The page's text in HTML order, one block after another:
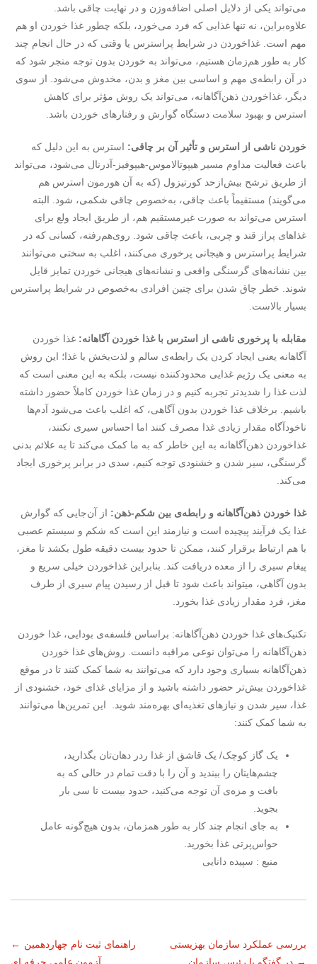
می‌تواند یکی از دلایل اصلی اضافه‌وزن و در نهایت چاقی باشد.
علاوه‌براین، نه تنها غذایی که فرد می‌خورد، بلکه چطور غذا خوردن او هم
مهم است. غذاخوردن در شرایط پراسترس یا وقتی که در حال انجام چند
کار به طور هم‌زمان هستیم، می‌تواند به خوردن بدون توجه منجر شود که
در آن رابطه‌ی مهم و اساسی بین مغز و بدن، مخدوش می‌شود. از سوی
دیگر، غذاخوردن ذهن‌آگاهانه، می‌تواند یک روش مؤثر برای کاهش
استرس و بهبود سلامت دستگاه گوارش و رفتارهای خوردن باشد.
خوردن ناشی از استرس و تأثیر آن بر چاقی: استرس به این دلیل که
باعث فعالیت مداوم مسیر هیپوتالاموس-هیپوفیز-آدرنال می‌شود، می‌تواند
از طریق ترشح بیش‌ازحد کورتیزول (که به آن هورمون استرس هم
می‌گویند) مستقیماً باعث چاقی، به‌خصوص چاقی شکمی، شود. البته
استرس می‌تواند به صورت غیرمستقیم هم، از طریق ایجاد ولع برای
غذاهای پراز قند و چربی، باعث چاقی شود. روی‌هم‌رفته، کسانی که در
شرایط پراسترس و هیجانی پرخوری می‌کنند، اغلب به سختی می‌توانند
بین نشانه‌های گرسنگی واقعی و نشانه‌های هیجانی خوردن تمایز قایل
شوند. خطر چاق شدن برای چنین افرادی به‌خصوص در شرایط پراسترس
بسیار بالاست.
مقابله با پرخوری ناشی از استرس با غذا خوردن آگاهانه: غذا خوردن
آگاهانه یعنی ایجاد کردن یک رابطه‌ی سالم و لذت‌بخش با غذا؛ این روش
به معنی یک رژیم غذایی محدودکننده نیست، بلکه به این معنی است که
لذت غذا را شدیدتر تجربه کنیم و در زمان غذا خوردن کاملاً حضور داشته
باشیم. برخلاف غذا خوردن بدون آگاهی، که اغلب باعث می‌شود آدم‌ها
ناخودآگاه مقدار زیادی غذا مصرف کنند اما احساس سیری نکنند،
غذاخوردن ذهن‌آگاهانه به این خاطر که به ما کمک می‌کند تا به علائم بدنی
گرسنگی، سیر شدن و خشنودی توجه کنیم، سدی در برابر پرخوری ایجاد
می‌کند.
غذا خوردن ذهن‌آگاهانه و رابطه‌ی بین شکم-ذهن: از آن‌جایی که گوارش
غذا یک فرآیند پیچیده است و نیازمند این است که شکم و سیستم عصبی
با هم ارتباط برقرار کنند، ممکن تا حدود بیست دقیقه طول بکشد تا مغز،
پیغام سیری را از معده دریافت کند. بنابراین غذاخوردن خیلی سریع و
بدون آگاهی، می‎تواند باعث شود تا قبل از رسیدن پیام سیری از طرف
مغز، فرد مقدار زیادی غذا بخورد.
تکنیک‌های غذا خوردن ذهن‌آگاهانه: براساس فلسفه‌ی بودایی، غذا خوردن
ذهن‌آگاهانه را می‌توان نوعی مراقبه دانست. روش‌های غذا خوردن
ذهن‌آگاهانه بسیاری وجود دارد که می‌توانند به شما کمک کنند تا در موقع
غذاخوردن بیش‌تر حضور داشته باشید و از مزایای غذای خود، خشنودی از
غذا، سیر شدن و نیازهای تغذیه‌ای بهره‌مند شوید. این تمرین‌ها می‌توانند
به شما کمک کنند:
یک گاز کوچک/ یک قاشق از غذا ردر دهان‌تان بگذارید،
چشم‌هایتان را ببندید و آن را با دقت تمام در حالی که به
بافت و مزه‌ی آن توجه می‌کنید، حدود بیست تا سی بار
بجوید.
به جای انجام چند کار به طور همزمان، بدون هیچ‌گونه عامل
حواس‌پرتی غذا بخورید.
منبع : سپیده دانایی
ناوبری
← راهنمای ثبت نام چهاردهمین
بررسی عملکرد سازمان بهزیستی